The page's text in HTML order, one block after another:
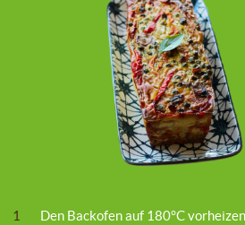
1
Den Backofen auf 180°C vorheizen.